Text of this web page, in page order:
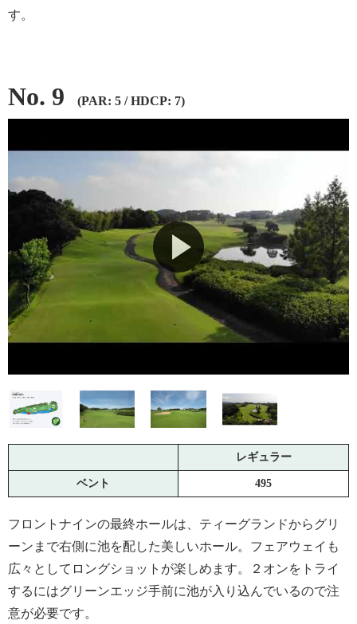
す。
No. 9 (PAR: 5 / HDCP: 7)
レギュラー
ベント 495
フロントナインの最終ホールは、ティーグランドからグリ
ーンまで右側に池を配した美しいホール。フェアウェイも
広々としてロングショットが楽しめます。２オンをトライ
するにはグリーンエッジ手前に池が入り込んでいるので注
意が必要です。